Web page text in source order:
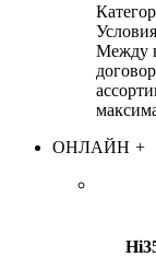
Между
ОНЛАЙН +